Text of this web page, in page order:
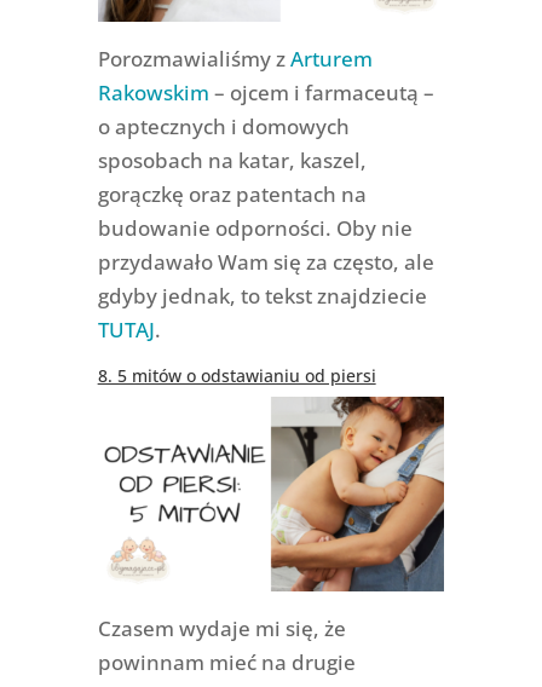
Porozmawialiśmy zArturem
Rakowskim – ojcem i farmaceutą –
o aptecznych i domowych
sposobach na katar, kaszel,
gorączkę oraz patentach na
budowanie odporności. Oby nie
przydawało Wam się za często, ale
gdyby jednak, to tekst znajdziecie
TUTAJ.
8. 5 mitów o odstawianiu od piersi
Czasem wydaje mi się, że
powinnam mieć na drugie